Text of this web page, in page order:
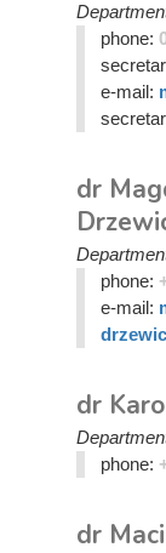
phone:
e-mail:
dr
phone:
e-mail:
dr
phone:
dr